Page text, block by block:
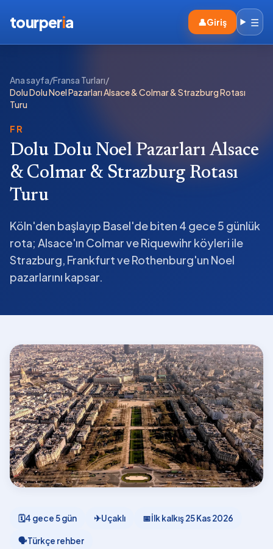
tourperia 👤Giriş ☰
Ana sayfa/Fransa Turları/
Dolu Dolu Noel Pazarları Alsace & Colmar & Strazburg Rotası
Turu
FR
Dolu Dolu Noel Pazarları Alsace
& Colmar & Strazburg Rotası
Turu
Köln'den başlayıp Basel'de biten 4 gece 5 günlük
rota; Alsace'ın Colmar ve Riquewihr köyleri ile
Strazburg, Frankfurt ve Rothenburg'un Noel
pazarlarını kapsar.
🗓4 gece 5 gün ✈Uçaklı 📅İlk kalkış25 Kas 2026
🗣Türkçe rehber